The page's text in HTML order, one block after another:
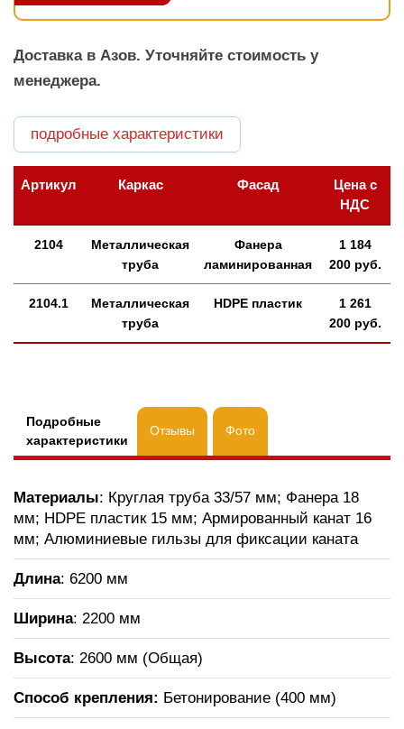
Доставка в Азов. Уточняйте стоимость у
менеджера.
подробные характеристики
Артикул Каркас Фасад
Цена с
НДС
2104
Металлическая
труба
Фанера
ламинированная
1 184
200 руб.
2104.1
Металлическая
труба
HDPE пластик
1 261
200 руб.
Подробные
характеристики
Отзывы Фото
Материалы: Круглая труба 33/57 мм; Фанера 18
мм; HDPE пластик 15 мм; Армированный канат 16
мм; Алюминиевые гильзы для фиксации каната
Длина: 6200 мм
Ширина: 2200 мм
Высота: 2600 мм (Общая)
Способ крепления: Бетонирование (400 мм)